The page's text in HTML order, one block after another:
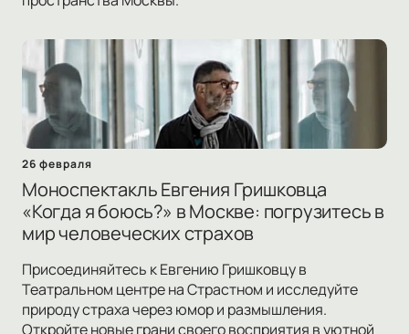
26 февраля
Моноспектакль Евгения Гришковца
«Когда я боюсь?» в Москве: погрузитесь в
мир человеческих страхов
Присоединяйтесь к Евгению Гришковцу в
Театральном центре на Страстном и исследуйте
природу страха через юмор и размышления.
Откройте новые грани своего восприятия в уютной